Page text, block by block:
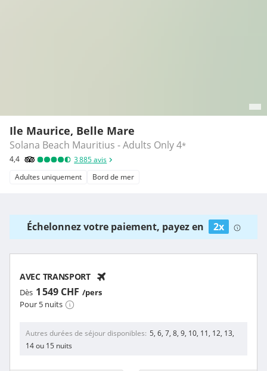
Ile Maurice, Belle Mare
Solana Beach Mauritius - Adults Only4*
4,4 3 885avis
Adultes uniquement
Bord de mer
Échelonnez votre paiement, payez en 2x
AVEC TRANSPORT
Dès 1 549 CHF /pers
Pour 5 nuits
Autres durées de séjour disponibles 5, 6, 7, 8, 9, 10, 11, 12, 13,
14 ou 15 nuits